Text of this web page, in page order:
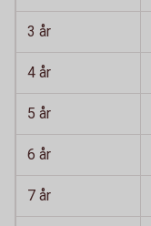
3 år
4 år
5 år
6 år
7 år